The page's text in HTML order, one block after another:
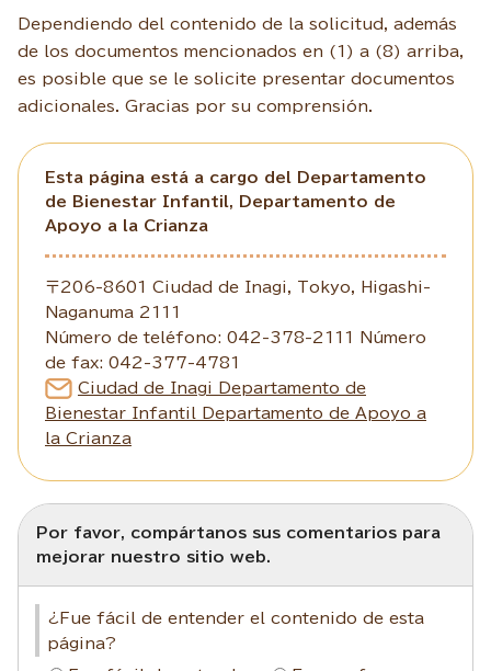
Dependiendo del contenido de la solicitud, además
de los documentos mencionados en (1) a (8) arriba,
es posible que se le solicite presentar documentos
adicionales. Gracias por su comprensión.
Esta página está a cargo del Departamento
de Bienestar Infantil, Departamento de
Apoyo a la Crianza
〒206-8601 Ciudad de Inagi, Tokyo, Higashi-
Naganuma 2111
Número de teléfono: 042-378-2111 Número
de fax: 042-377-4781
Ciudad de Inagi Departamento de
Bienestar Infantil Departamento de Apoyo a
la Crianza
Por favor, compártanos sus comentarios para
mejorar nuestro sitio web.
¿Fue fácil de entender el contenido de esta
página?